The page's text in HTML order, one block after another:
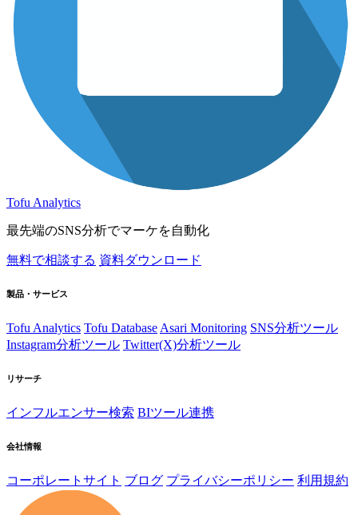
Tofu Analytics
最先端のSNS分析でマーケを自動化
無料で相談する 資料ダウンロード
製品・サービス
Tofu Analytics Tofu Database Asari Monitoring SNS分析ツール
Instagram分析ツール Twitter(X)分析ツール
リサーチ
インフルエンサー検索 BIツール連携
会社情報
コーポレートサイト ブログ プライバシーポリシー 利用規約